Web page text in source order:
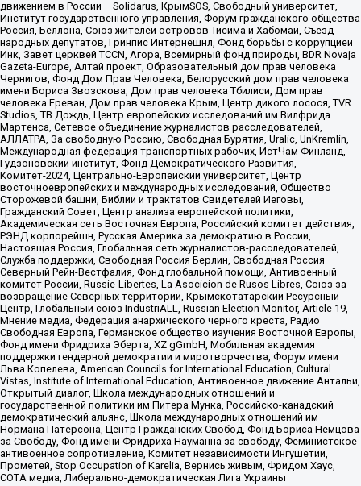
движением в России – Solidarus, КрымSOS, Свободный университет,
Институт государственного управления, Форум гражданского общества
Россия, Беллона, Союз жителей островов Тисима и Хабомаи, Съезд
народных депутатов, Гринпис Интернешнл, Фонд борьбы с коррупцией
Инк, Завет церквей TCCN, Агора, Всемирный фонд природы, BDR Novaja
Gazeta-Europe, Алтай проект, Образовательный дом прав человека
Чернигов, Фонд Дом Прав Человека, Белорусский дом прав человека
имени Бориса Звозскова, Дом прав человека Тбилиси, Дом прав
человека Ереван, Дом прав человека Крым, Центр дикого лосося, TVR
Studios, ТВ Дождь, Центр европейских исследований им Вилфрида
Мартенса, Сетевое объединение журналистов расследователей,
АЛЛАТРА, За свободную Россию, Свободная Бурятия, Uralic, UnKremlin,
Международная федерация транспортных рабочих, ИстЧам Финланд,
Гудзоновский институт, Фонд Демократического Развития,
Комитет-2024, Центрально-Европейский университет, Центр
восточноевропейских и международных исследований, Общество
Сторожевой башни, Библии и трактатов Свидетелей Иеговы,
Гражданский Совет, Центр анализа европейской политики,
Академическая сеть Восточная Европа, Российский комитет действия,
РЭНД корпорейшн, Русская Америка за демократию в России,
Настоящая Россия, Глобальная сеть журналистов-расследователей,
Служба поддержки, Свободная Россия Берлин, Свободная Россия
Северный Рейн-Вестфалия, Фонд глобальной помощи, Антивоенный
комитет России, Russie-Libertes, La Asocicion de Rusos Libres, Союз за
возвращение Северных территорий, Крымскотатарский Ресурсный
Центр, Глобальный союз IndustriALL, Russian Election Monitor, Article 19,
Мнение медиа, Федерация анархического черного креста, Радио
Свободная Европа, Германское общество изучения Восточной Европы,
Фонд имени Фридриха Эберта, XZ gGmbH, Мобильная академия
поддержки гендерной демократии и миротворчества, Форум имени
Льва Копелева, American Councils for International Education, Cultural
Vistas, Institute of International Education, Антивоенное движение Антальи,
Открытый диалог, Школа международных отношений и
государственной политики им Питера Мунка, Российско-канадский
демократический альянс, Школа международных отношений им
Нормана Патерсона, Центр Гражданских Свобод, Фонд Бориса Немцова
за Свободу, Фонд имени Фридриха Науманна за свободу, Феминистское
антивоенное сопротивление, Комитет независимости Ингушетии,
Прометей, Stop Occupation of Karelia, Вернись живым, Фридом Хаус,
СОТА медиа, Либерально-демократическая Лига Украины